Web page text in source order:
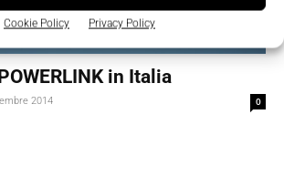
Cookie Policy Privacy Policy
in Italia
2014 0